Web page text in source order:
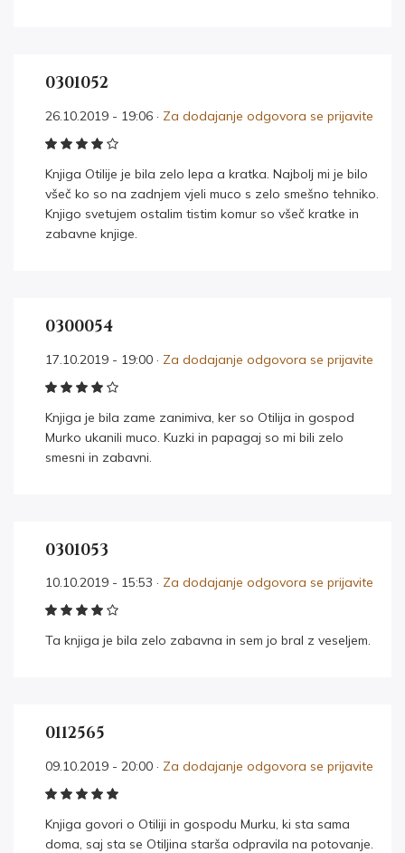
0301052
26.10.2019 - 19:06 · Za dodajanje odgovora se prijavite
Knjiga Otilije je bila zelo lepa a kratka. Najbolj mi je bilo
všeč ko so na zadnjem vjeli muco s zelo smešno tehniko.
Knjigo svetujem ostalim tistim komur so všeč kratke in
zabavne knjige.
0300054
17.10.2019 - 19:00 · Za dodajanje odgovora se prijavite
Knjiga je bila zame zanimiva, ker so Otilija in gospod
Murko ukanili muco. Kuzki in papagaj so mi bili zelo
smesni in zabavni.
0301053
10.10.2019 - 15:53 · Za dodajanje odgovora se prijavite
Ta knjiga je bila zelo zabavna in sem jo bral z veseljem.
0112565
09.10.2019 - 20:00 · Za dodajanje odgovora se prijavite
Knjiga govori o Otiliji in gospodu Murku, ki sta sama
doma, saj sta se Otiljina starša odpravila na potovanje.